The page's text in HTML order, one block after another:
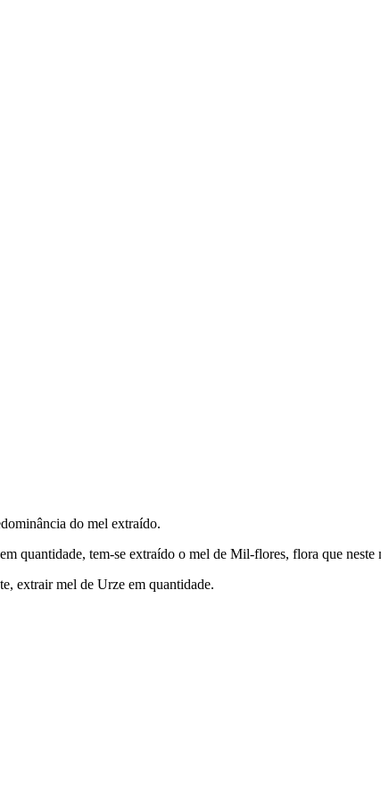
do mel extraído.
quantidade, tem-se extraído o mel de Mil-flores, flora que neste
extrair mel de Urze em quantidade.